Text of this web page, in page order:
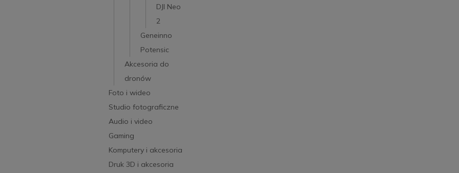
DJI Neo
2
Geneinno
Potensic
Akcesoria do
dronów
Foto i wideo
Studio fotograficzne
Audio i video
Gaming
Komputery i akcesoria
Druk 3D i akcesoria